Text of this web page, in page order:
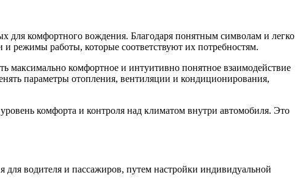
для комфортного вождения. Благодаря понятным символам и легко
режимы работы, которые соответствуют их потребностям.
максимально комфортное и интуитивно понятное взаимодействие
параметры отопления, вентиляции и кондиционирования,
комфорта и контроля над климатом внутри автомобиля. Это
для водителя и пассажиров, путем настройки индивидуальной